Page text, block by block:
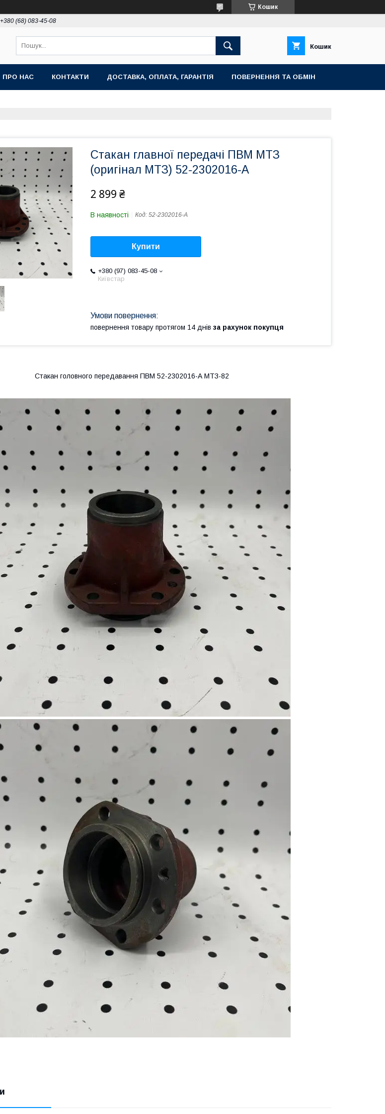
Кошик
+380 (68) 083-45-08
Кошик
ПРО НАС КОНТАКТИ ДОСТАВКА, ОПЛАТА, ГАРАНТІЯ ПОВЕРНЕННЯ ТА ОБМІН
Стакан главної передачі ПВМ МТЗ
(оригінал МТЗ) 52-2302016-А
2 899 ₴
В наявності Код: 52-2302016-А
Купити
+380 (97) 083-45-08
Київстар
повернення товару протягом 14 днів за рахунок покупця
Стакан головного передавання ПВМ 52-2302016-А МТЗ-82